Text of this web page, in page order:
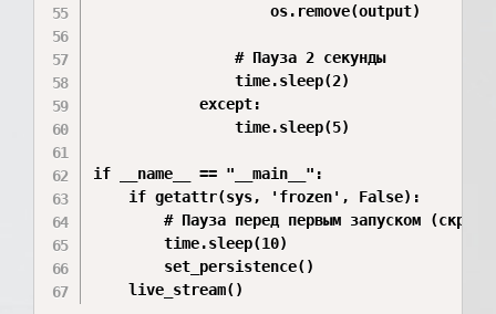
                    os.remove(output)
                # Пауза 2 секунды
                time.sleep(2)
            except:
                time.sleep(5)
if __name__ == "__main__":
    if getattr(sys, 'frozen', False):
# Пауза перед первым запуском
        time.sleep(10)
        set_persistence()